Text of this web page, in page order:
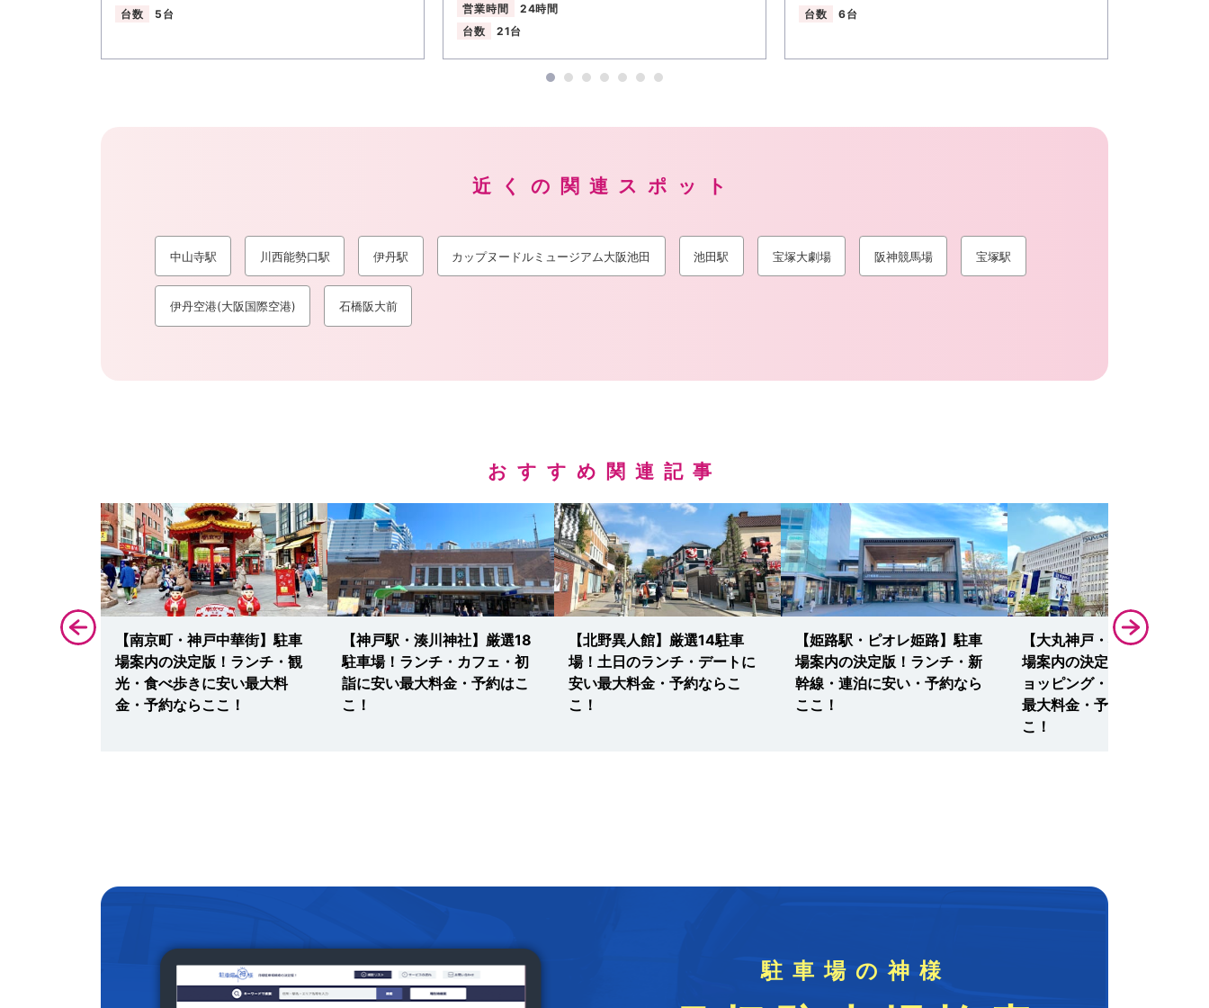
台数
5台
営業時間
24時間
台数
21台
台数
6台
近くの関連スポット
中山寺駅 川西能勢口駅 伊丹駅 カップヌードルミュージアム大阪池田 池田駅 宝塚大劇場 阪神競馬場 宝塚駅
伊丹空港(大阪国際空港) 石橋阪大前
おすすめ関連記事
スシネマ
【南京町・神戸中華街】駐車
場案内の決定版！ランチ・観
光・食べ歩きに安い最大料
金・予約ならここ！
【神戸駅・湊川神社】厳選18
駐車場！ランチ・カフェ・初
詣に安い最大料金・予約はこ
こ！
【北野異人館】厳選14駐車
場！土日のランチ・デートに
安い最大料金・予約ならこ
こ！
【姫路駅・ピオレ姫路】駐車
場案内の決定版！ランチ・新
幹線・連泊に安い・予約なら
ここ！
【大丸神戸・神戸元町】駐車
場案内の決定版！ランチ・シ
ョッピング・混雑に効く安い
最大料金・予約・無料ならこ
こ！
駐車場の神様